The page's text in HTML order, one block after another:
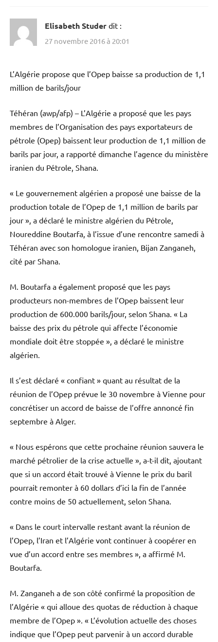
Elisabeth Studer dit :
27 novembre 2016 à 20:01
L’Algérie propose que l’Opep baisse sa production de 1,1
million de barils/jour
Téhéran (awp/afp) – L’Algérie a proposé que les pays
membres de l’Organisation des pays exportateurs de
pétrole (Opep) baissent leur production de 1,1 million de
barils par jour, a rapporté dimanche l’agence du ministère
iranien du Pétrole, Shana.
« Le gouvernement algérien a proposé une baisse de la
production totale de l’Opep de 1,1 million de barils par
jour », a déclaré le ministre algérien du Pétrole,
Noureddine Boutarfa, à l’issue d’une rencontre samedi à
Téhéran avec son homologue iranien, Bijan Zanganeh,
cité par Shana.
M. Boutarfa a également proposé que les pays
producteurs non-membres de l’Opep baissent leur
production de 600.000 barils/jour, selon Shana. « La
baisse des prix du pétrole qui affecte l’économie
mondiale doit être stoppée », a déclaré le ministre
algérien.
Il s’est déclaré « confiant » quant au résultat de la
réunion de l’Opep prévue le 30 novembre à Vienne pour
concrétiser un accord de baisse de l’offre annoncé fin
septembre à Alger.
« Nous espérons que cette prochaine réunion sauvera le
marché pétrolier de la crise actuelle », a-t-il dit, ajoutant
que si un accord était trouvé à Vienne le prix du baril
pourrait remonter à 60 dollars d’ici la fin de l’année
contre moins de 50 actuellement, selon Shana.
« Dans le court intervalle restant avant la réunion de
l’Opep, l’Iran et l’Algérie vont continuer à coopérer en
vue d’un accord entre ses membres », a affirmé M.
Boutarfa.
M. Zanganeh a de son côté confirmé la proposition de
l’Algérie « qui alloue des quotas de réduction à chaque
membre de l’Opep ». « L’évolution actuelle des choses
indique que l’Opep peut parvenir à un accord durable